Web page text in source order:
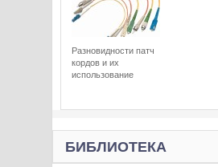
Разновидности патч
кордов и их
использование
БИБЛИОТЕКА